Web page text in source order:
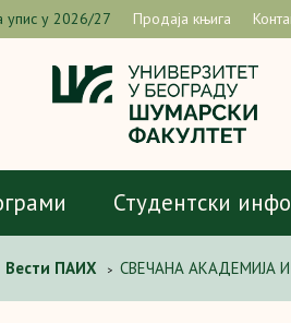
упис у 2026/27 Продаја књига
Студентски инфо
Вести ПАИХ > СВЕЧАНА АКАДЕМИЈА